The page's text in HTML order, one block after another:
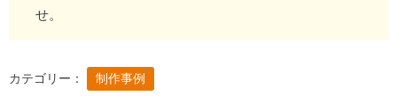
せ。
カテゴリー： 制作事例